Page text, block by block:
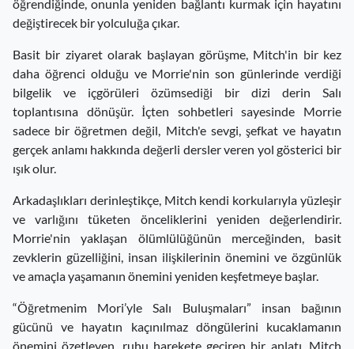
öğrendiğinde, onunla yeniden bağlantı kurmak için hayatını
değiştirecek bir yolculuğa çıkar.
Basit bir ziyaret olarak başlayan görüşme, Mitch'in bir kez
daha öğrenci olduğu ve Morrie'nin son günlerinde verdiği
bilgelik ve içgörüleri özümsediği bir dizi derin Salı
toplantısına dönüşür. İçten sohbetleri sayesinde Morrie
sadece bir öğretmen değil, Mitch'e sevgi, şefkat ve hayatın
gerçek anlamı hakkında değerli dersler veren yol gösterici bir
ışık olur.
Arkadaşlıkları derinleştikçe, Mitch kendi korkularıyla yüzleşir
ve varlığını tüketen önceliklerini yeniden değerlendirir.
Morrie'nin yaklaşan ölümlülüğünün merceğinden, basit
zevklerin güzelliğini, insan ilişkilerinin önemini ve özgünlük
ve amaçla yaşamanın önemini yeniden keşfetmeye başlar.
“Öğretmenim Mori’yle Salı Buluşmaları” insan bağının
gücünü ve hayatın kaçınılmaz döngülerini kucaklamanın
önemini özetleyen, ruhu harekete geçiren bir anlatı. Mitch